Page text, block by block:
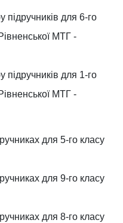
підручників для 6-го
МТГ -
підручників для 1-го
МТГ -
для 5-го класу
для 9-го класу
для 8-го класу